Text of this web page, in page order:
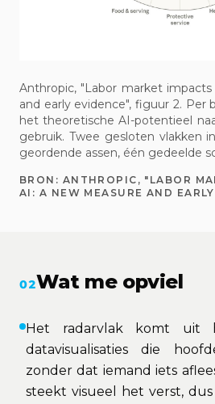
Anthropic, "Labor market
and early evidence", figuur 2. Per
het theoretische AI-potentieel
gebruik. Twee gesloten vlakken
geordende assen, één gedeelde
BRON: ANTHROPIC, "LABOR
AI: A NEW MEASURE AND
02Wat me opviel
Het radarvlak komt uit
datavisualisaties die
zonder dat iemand iets
steekt visueel het verst,